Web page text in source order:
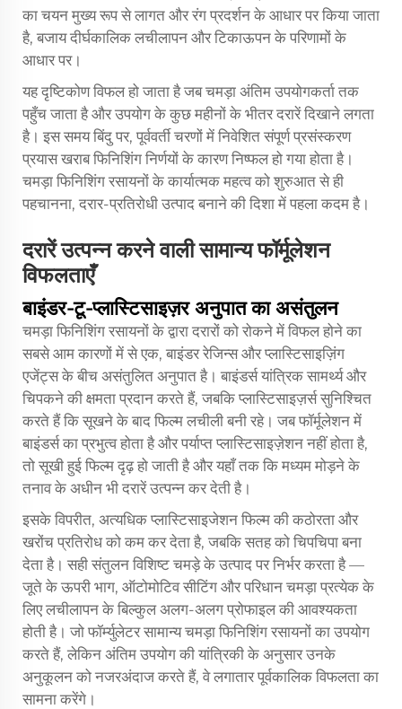
का चयन मुख्य रूप से लागत और रंग प्रदर्शन के आधार पर किया जाता
है, बजाय दीर्घकालिक लचीलापन और टिकाऊपन के परिणामों के
आधार पर।
यह दृष्टिकोण विफल हो जाता है जब चमड़ा अंतिम उपयोगकर्ता तक
पहुँच जाता है और उपयोग के कुछ महीनों के भीतर दरारें दिखाने लगता
है। इस समय बिंदु पर, पूर्ववर्ती चरणों में निवेशित संपूर्ण प्रसंस्करण
प्रयास खराब फिनिशिंग निर्णयों के कारण निष्फल हो गया होता है।
चमड़ा फिनिशिंग रसायनों के कार्यात्मक महत्व को शुरुआत से ही
पहचानना, दरार-प्रतिरोधी उत्पाद बनाने की दिशा में पहला कदम है।
दरारें उत्पन्न करने वाली सामान्य फॉर्मूलेशन
विफलताएँ
बाइंडर-टू-प्लास्टिसाइज़र अनुपात का असंतुलन
चमड़ा फिनिशिंग रसायनों के द्वारा दरारों को रोकने में विफल होने का
सबसे आम कारणों में से एक, बाइंडर रेजिन्स और प्लास्टिसाइज़िंग
एजेंट्स के बीच असंतुलित अनुपात है। बाइंडर्स यांत्रिक सामर्थ्य और
चिपकने की क्षमता प्रदान करते हैं, जबकि प्लास्टिसाइज़र्स सुनिश्चित
करते हैं कि सूखने के बाद फिल्म लचीली बनी रहे। जब फॉर्मूलेशन में
बाइंडर्स का प्रभुत्व होता है और पर्याप्त प्लास्टिसाइज़ेशन नहीं होता है,
तो सूखी हुई फिल्म दृढ़ हो जाती है और यहाँ तक कि मध्यम मोड़ने के
तनाव के अधीन भी दरारें उत्पन्न कर देती है।
इसके विपरीत, अत्यधिक प्लास्टिसाइजेशन फिल्म की कठोरता और
खरोंच प्रतिरोध को कम कर देता है, जबकि सतह को चिपचिपा बना
देता है। सही संतुलन विशिष्ट चमड़े के उत्पाद पर निर्भर करता है —
जूते के ऊपरी भाग, ऑटोमोटिव सीटिंग और परिधान चमड़ा प्रत्येक के
लिए लचीलापन के बिल्कुल अलग-अलग प्रोफाइल की आवश्यकता
होती है। जो फॉर्म्युलेटर सामान्य चमड़ा फिनिशिंग रसायनों का उपयोग
करते हैं, लेकिन अंतिम उपयोग की यांत्रिकी के अनुसार उनके
अनुकूलन को नजरअंदाज करते हैं, वे लगातार पूर्वकालिक विफलता का
सामना करेंगे।